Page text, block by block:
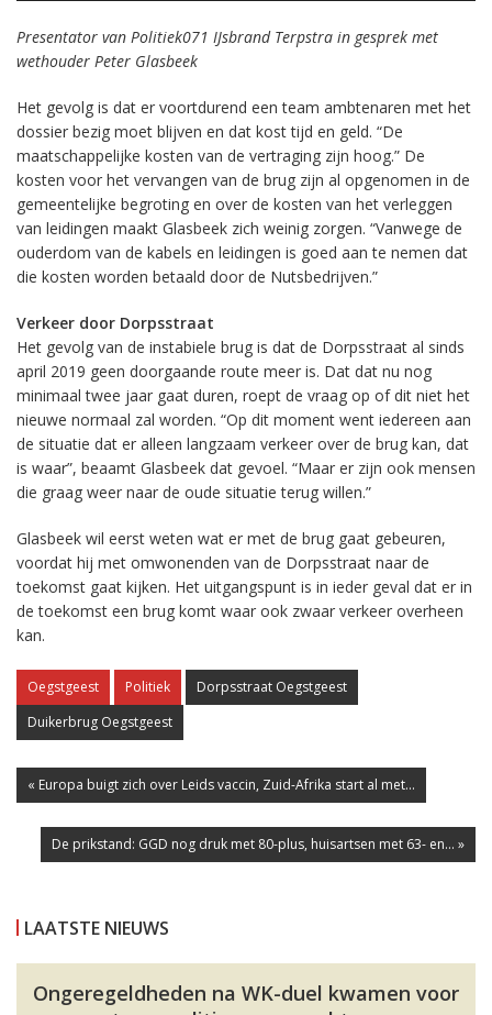
Presentator van Politiek071 IJsbrand Terpstra in gesprek met
wethouder Peter Glasbeek
Het gevolg is dat er voortdurend een team ambtenaren met het
dossier bezig moet blijven en dat kost tijd en geld. “De
maatschappelijke kosten van de vertraging zijn hoog.” De
kosten voor het vervangen van de brug zijn al opgenomen in de
gemeentelijke begroting en over de kosten van het verleggen
van leidingen maakt Glasbeek zich weinig zorgen. “Vanwege de
ouderdom van de kabels en leidingen is goed aan te nemen dat
die kosten worden betaald door de Nutsbedrijven.”
Verkeer door Dorpsstraat
Het gevolg van de instabiele brug is dat de Dorpsstraat al sinds
april 2019 geen doorgaande route meer is. Dat dat nu nog
minimaal twee jaar gaat duren, roept de vraag op of dit niet het
nieuwe normaal zal worden. “Op dit moment went iedereen aan
de situatie dat er alleen langzaam verkeer over de brug kan, dat
is waar”, beaamt Glasbeek dat gevoel. “Maar er zijn ook mensen
die graag weer naar de oude situatie terug willen.”
Glasbeek wil eerst weten wat er met de brug gaat gebeuren,
voordat hij met omwonenden van de Dorpsstraat naar de
toekomst gaat kijken. Het uitgangspunt is in ieder geval dat er in
de toekomst een brug komt waar ook zwaar verkeer overheen
kan.
Oegstgeest Politiek
Dorpsstraat Oegstgeest
Duikerbrug Oegstgeest
« Europa buigt zich over Leids vaccin, Zuid-Afrika start al met...
De prikstand: GGD nog druk met 80-plus, huisartsen met 63- en... »
LAATSTE NIEUWS
Ongeregeldheden na WK-duel kwamen voor